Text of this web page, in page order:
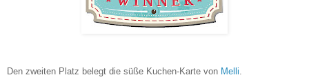
Den zweiten Platz belegt die süße Kuchen-Karte von Melli.